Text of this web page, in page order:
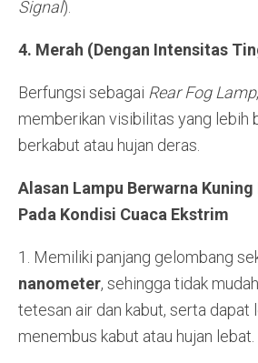
Signal).
4. Merah (Dengan Intensitas
Berfungsi sebagai Rear Fog Lamp
memberikan visibilitas yang lebih
berkabut atau hujan deras.
Alasan Lampu Berwarna
Pada Kondisi Cuaca Ekstrim
1. Memiliki panjang gelombang
nanometer, sehingga tidak
tetesan air dan kabut, serta dapat
menembus kabut atau hujan lebat.